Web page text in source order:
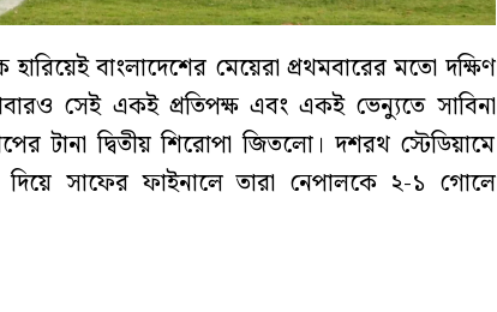
বাংলাদেশের মেয়েরা প্রথমবারের মতো দক্ষিণ
সেই একই প্রতিপক্ষ এবং একই ভেন্যুতে সাবিনা
টানা দ্বিতীয় শিরোপা জিতলো। দশরথ স্টেডিয়ামে
দিয়ে সাফের ফাইনালে তারা নেপালকে ২-১ গোলে